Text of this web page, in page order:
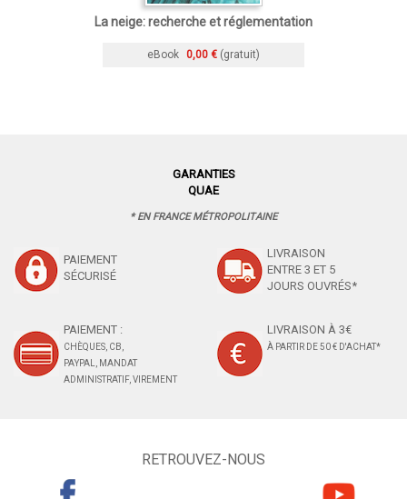
La neige: recherche et réglementation
eBook 0,00 € (gratuit)
GARANTIES
QUAE
* EN FRANCE MÉTROPOLITAINE
PAIEMENT
SÉCURISÉ
LIVRAISON
ENTRE 3 ET 5
JOURS OUVRÉS*
PAIEMENT :
CHÈQUES, CB,
PAYPAL, MANDAT
ADMINISTRATIF, VIREMENT
LIVRAISON À 3€
À PARTIR DE 50 € D'ACHAT*
RETROUVEZ-NOUS